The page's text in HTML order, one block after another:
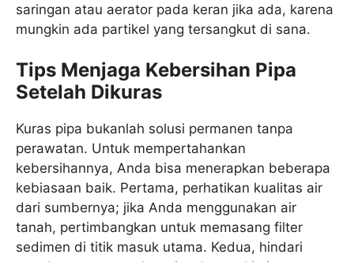
saringan atau aerator pada keran jika ada, karena
mungkin ada partikel yang tersangkut di sana.
Tips Menjaga Kebersihan Pipa
Setelah Dikuras
Kuras pipa bukanlah solusi permanen tanpa
perawatan. Untuk mempertahankan
kebersihannya, Anda bisa menerapkan beberapa
kebiasaan baik. Pertama, perhatikan kualitas air
dari sumbernya; jika Anda menggunakan air
tanah, pertimbangkan untuk memasang filter
sedimen di titik masuk utama. Kedua, hindari